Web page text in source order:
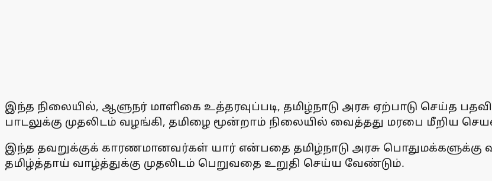
இந்த நிலையில், ஆளுநர் மாளிகை உத்தரவுப்படி, தமிழ்நாடு அரசு ஏற்பாடு செய்த பதவி
பாடலுக்கு முதலிடம் வழங்கி, தமிழை மூன்றாம் நிலையில் வைத்தது மரபை மீறிய
இந்த தவறுக்குக் காரணமானவர்கள் யார் என்பதை தமிழ்நாடு அரசு
தமிழ்த்தாய் வாழ்த்துக்கு முதலிடம் பெறுவதை உறுதி செய்ய வேண்டும்.